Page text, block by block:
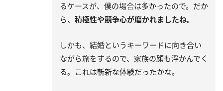
るケースが、僕の場合は多かったので。だか
ら、 積極性や競争心が磨かれましたね。
しかも、結婚というキーワードに向き合い
ながら旅をするので、家族の顔も浮かんでく
る。これは斬新な体験だったかな。